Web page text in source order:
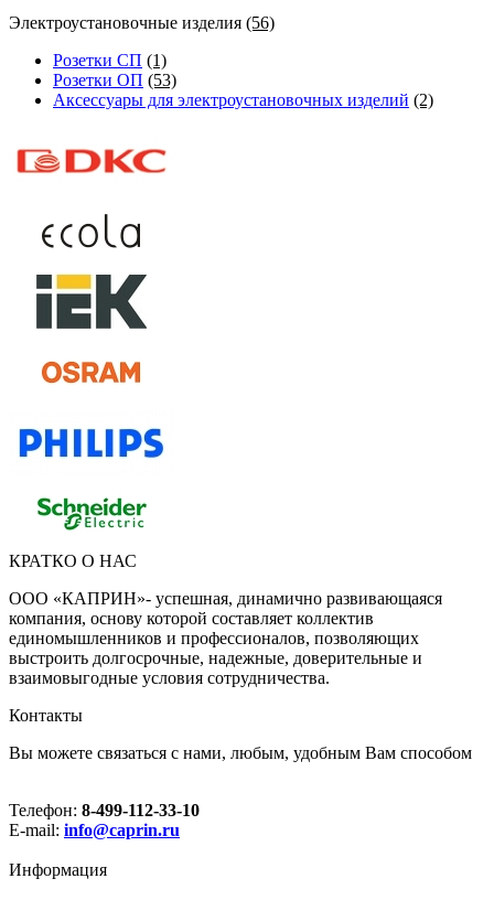
Электроустановочные изделия (56)
Розетки СП (1)
Розетки ОП (53)
Аксессуары для электроустановочных изделий (2)
КРАТКО О НАС
ООО «КАПРИН»- успешная, динамично развивающаяся
компания, основу которой составляет коллектив
единомышленников и профессионалов, позволяющих
выстроить долгосрочные, надежные, доверительные и
взаимовыгодные условия сотрудничества.
Контакты
Вы можете связаться с нами, любым, удобным Вам способом
Телефон: 8-499-112-33-10
E-mail: info@caprin.ru
Информация